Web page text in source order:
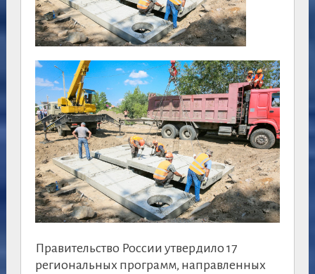
Правительство России утвердило 17
региональных программ, направленных